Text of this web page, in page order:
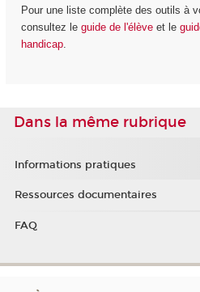
Pour une liste complète des outils à
consultez le guide de l'élèveet le
handicap.
Dans la même rubrique
Informations pratiques
Ressources documentaires
FAQ